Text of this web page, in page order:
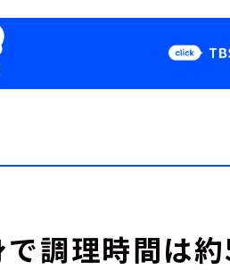
Podcast
調理時間は約